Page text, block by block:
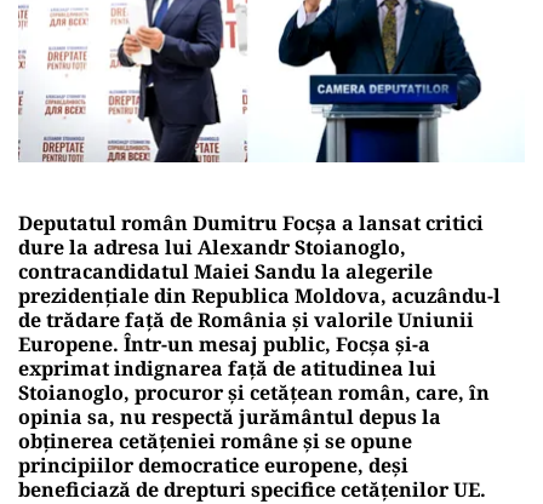
Deputatul român Dumitru Focșa a lansat critici
dure la adresa lui Alexandr Stoianoglo,
contracandidatul Maiei Sandu la alegerile
prezidențiale din Republica Moldova, acuzându-l
de trădare față de România și valorile Uniunii
Europene. Într-un mesaj public, Focșa și-a
exprimat indignarea față de atitudinea lui
Stoianoglo, procuror și cetățean român, care, în
opinia sa, nu respectă jurământul depus la
obținerea cetățeniei române și se opune
principiilor democratice europene, deși
beneficiază de drepturi specifice cetățenilor UE.